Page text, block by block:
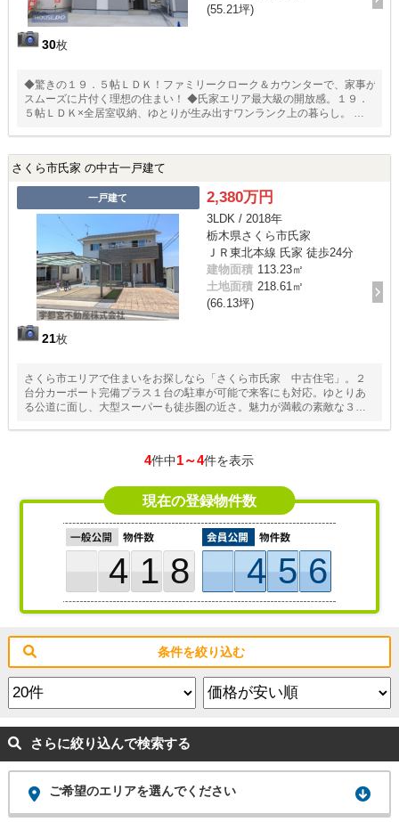
30枚
(55.21坪)
◆驚きの１９．５帖ＬＤＫ！ファミリークローク＆カウンターで、家事が
スムーズに片付く理想の住まい！ ◆氏家エリア最大級の開放感。１９．
５帖ＬＤＫ×全居室収納、ゆとりが生み出すワンランク上の暮らし。 ◆国
さくら市氏家 の中古一戸建て
一戸建て
21枚
2,380万円
3LDK / 2018年
栃木県さくら市氏家
ＪＲ東北本線 氏家 徒歩24分
建物面積 113.23㎡
土地面積 218.61㎡
(66.13坪)
さくら市エリアで住まいをお探しなら「さくら市氏家 中古住宅」。２
台分カーポート完備プラス１台の駐車が可能で来客にも対応。ゆとりあ
る公道に面し、大型スーパーも徒歩圏の近さ。魅力が満載の素敵な３Ｌ
4件中1～4件を表示
現在の登録物件数
418 456
条件を絞り込む
さらに絞り込んで検索する
ご希望のエリアを選んでください